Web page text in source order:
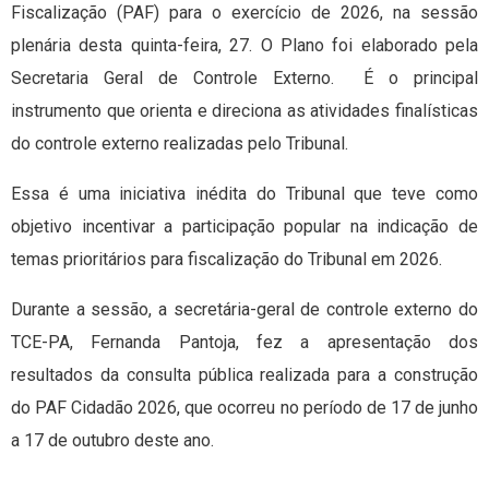
Fiscalização (PAF) para o exercício de 2026, na sessão
plenária desta quinta-feira, 27. O Plano foi elaborado pela
Secretaria Geral de Controle Externo. É o principal
instrumento que orienta e direciona as atividades finalísticas
do controle externo realizadas pelo Tribunal.
Essa é uma iniciativa inédita do Tribunal que teve como
objetivo incentivar a participação popular na indicação de
temas prioritários para fiscalização do Tribunal em 2026.
Durante a sessão, a secretária-geral de controle externo do
TCE-PA, Fernanda Pantoja, fez a apresentação dos
resultados da consulta pública realizada para a construção
do PAF Cidadão 2026, que ocorreu no período de 17 de junho
a 17 de outubro deste ano.